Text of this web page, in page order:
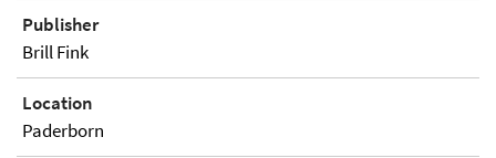
Publisher
Brill Fink
Location
Paderborn